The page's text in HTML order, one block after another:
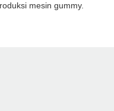
mesin gummy.